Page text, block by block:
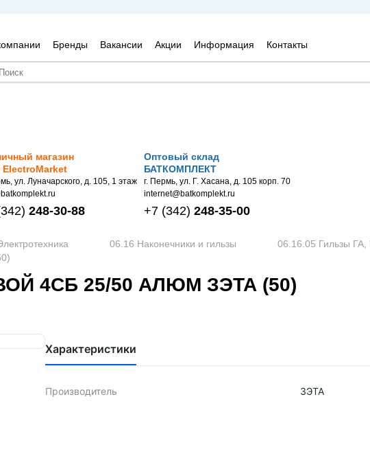
Бренды Вакансии Акции Информация Контакты
магазин
ElectroMarket
ул. Луначарского, д. 105, 1 этаж
248-30-88
Оптовый склад
БАТКОМПЛЕКТ
г. Пермь, ул. Г. Хасана, д. 105 корп. 70
internet@batkomplekt.ru
+7 (342) 248-35-00
06.16 Наконечники и гильзы
06.16.05 Гильзы
4СБ 25/50 АЛЮМ ЗЭТА (50)
Характеристики
Производитель ЗЭТА